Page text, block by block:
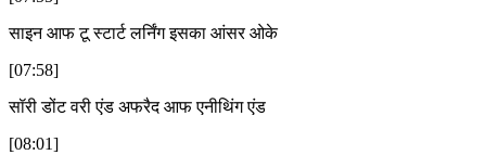
साइन आफ टू स्टार्ट लर्निंग इसका आंसर ओके
[07:58]
सॉरी डोंट वरी एंड अफरैद आफ एनीथिंग एंड
[08:01]